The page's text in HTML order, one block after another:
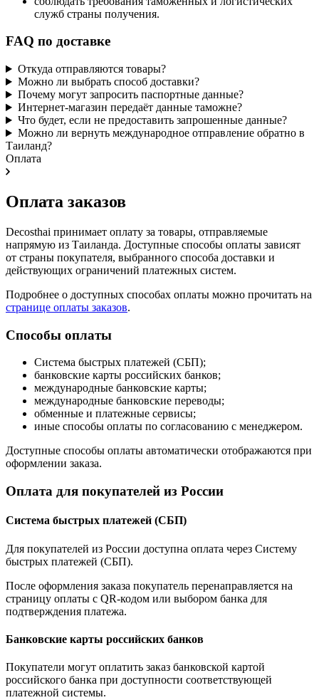
служб страны получения.
FAQ по доставке
Откуда отправляются товары?
Можно ли выбрать способ доставки?
Почему могут запросить паспортные данные?
Интернет-магазин передаёт данные таможне?
Что будет, если не предоставить запрошенные данные?
Можно ли вернуть международное отправление обратно в
Таиланд?
Оплата
Оплата заказов
Decosthai принимает оплату за товары, отправляемые
напрямую из Таиланда. Доступные способы оплаты зависят
от страны покупателя, выбранного способа доставки и
действующих ограничений платежных систем.
Подробнее о доступных способах оплаты можно прочитать на
странице оплаты заказов.
Способы оплаты
Система быстрых платежей (СБП);
банковские карты российских банков;
международные банковские карты;
международные банковские переводы;
обменные и платежные сервисы;
иные способы оплаты по согласованию с менеджером.
Доступные способы оплаты автоматически отображаются при
оформлении заказа.
Оплата для покупателей из России
Система быстрых платежей (СБП)
Для покупателей из России доступна оплата через Систему
быстрых платежей (СБП).
После оформления заказа покупатель перенаправляется на
страницу оплаты с QR-кодом или выбором банка для
подтверждения платежа.
Банковские карты российских банков
Покупатели могут оплатить заказ банковской картой
российского банка при доступности соответствующей
платежной системы.